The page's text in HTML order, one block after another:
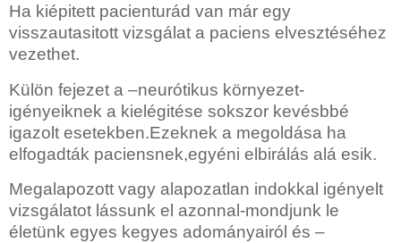
Ha kiépitett pacienturád van már egy
visszautasitott vizsgálat a paciens elvesztéséhez
vezethet.
Külön fejezet a –neurótikus környezet-
igényeiknek a kielégitése sokszor kevésbbé
igazolt esetekben.Ezeknek a megoldása ha
elfogadták paciensnek,egyéni elbirálás alá esik.
Megalapozott vagy alapozatlan indokkal igényelt
vizsgálatot lássunk el azonnal-mondjunk le
életünk egyes kegyes adományairól és –